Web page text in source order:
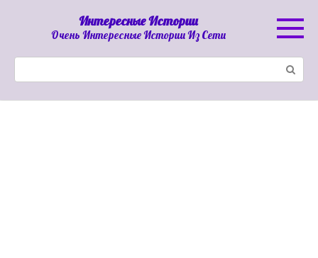
Интересные Истории
Очень Интересные Истории Из Сети